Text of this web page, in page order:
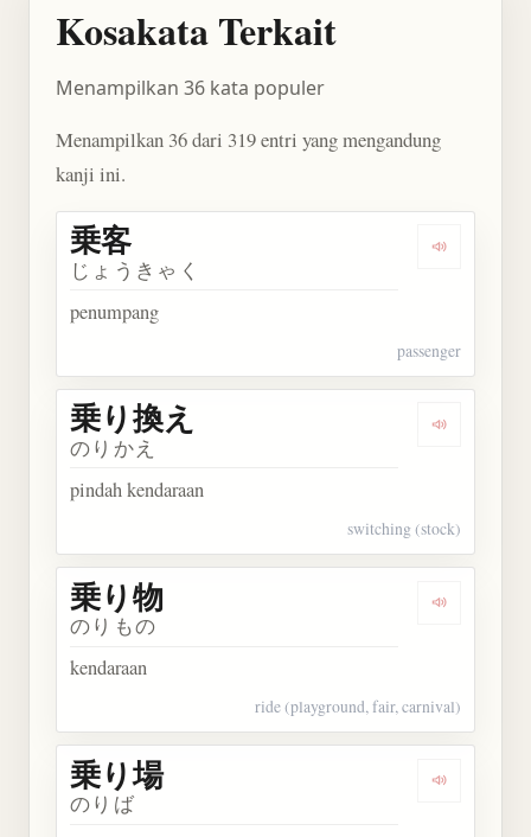
Kosakata Terkait
Menampilkan 36 kata populer
Menampilkan 36 dari 319 entri yang mengandung
kanji ini.
Dengarkan
乗客
じょうきゃく
penumpang
passenger
Dengarkan
乗り換え
のりかえ
pindah kendaraan
switching (stock)
Dengarkan
乗り物
のりもの
kendaraan
ride (playground, fair, carnival)
Dengarkan
乗り場
のりば